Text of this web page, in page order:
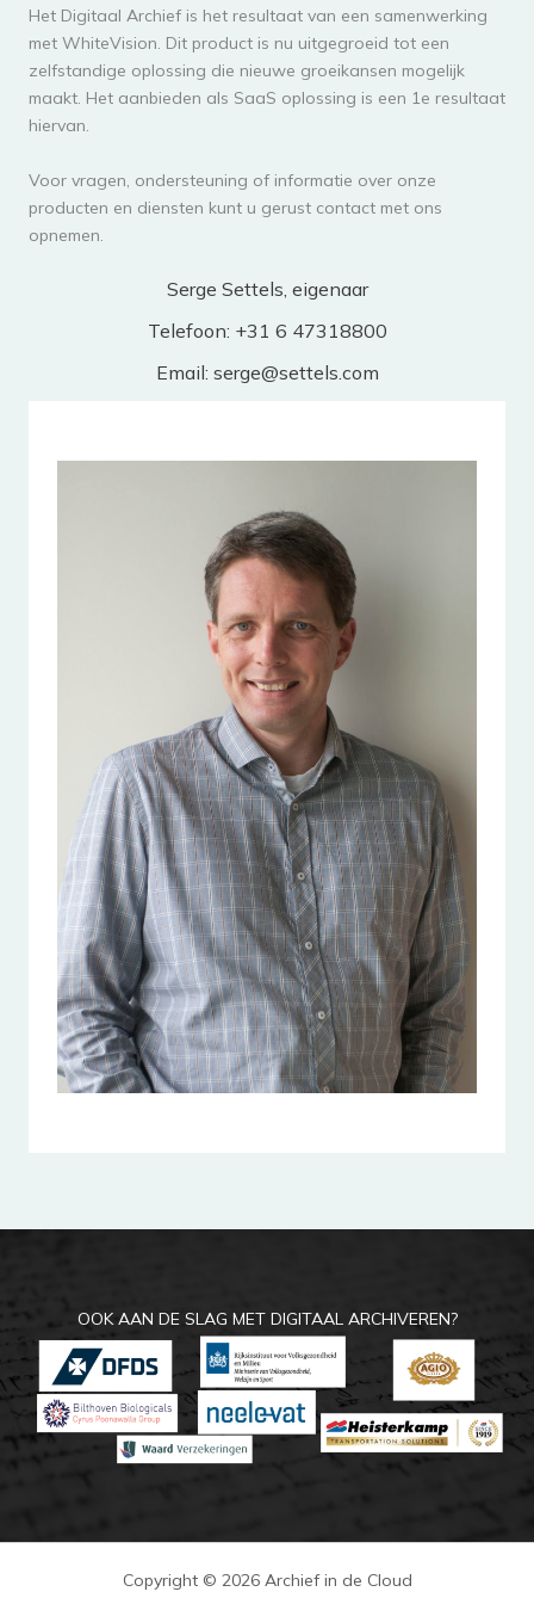
Het Digitaal Archief is het resultaat van een samenwerking
met WhiteVision. Dit product is nu uitgegroeid tot een
zelfstandige oplossing die nieuwe groeikansen mogelijk
maakt. Het aanbieden als SaaS oplossing is een 1e resultaat
hiervan.
Voor vragen, ondersteuning of informatie over onze
producten en diensten kunt u gerust contact met ons
opnemen.
Serge Settels, eigenaar
Telefoon: +31 6 47318800
Email: serge@settels.com
OOK AAN DE SLAG MET DIGITAAL ARCHIVEREN?
Copyright © 2026 Archief in de Cloud